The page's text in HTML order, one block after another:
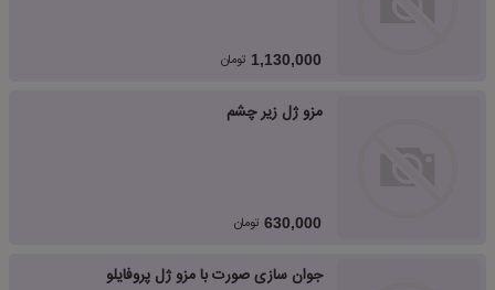
1,130,000 تومان
مزو ژل زیر چشم
630,000 تومان
جوان سازی صورت با مزو ژل پروفایلو